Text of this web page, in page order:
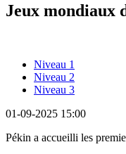
Jeux mondiaux
Niveau 1
Niveau 2
Niveau 3
01-09-2025 15:00
Pékin a accueilli les